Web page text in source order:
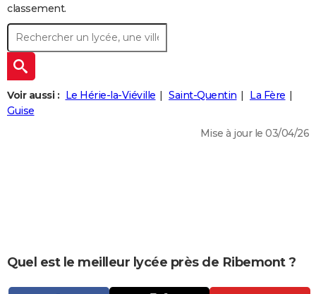
BRICOLAGE
Forum
Aménagement intérieur
Extérieur
Cuisine
Salle de bains
Jardinage
Rangement
+WEEK-END
Guides de France
Escapades
Patrimoine
Expositions
Musées
Week-end nature
+
LIFESTYLE
Art de vivre
Bien-être
Loisirs
Mode
Modes de vie
+SANTE
classement.
Voir aussi : Le Hérie-la-Viéville Saint-Quentin
La Fère
Guise
Mise à jour le 03/04/26
Quel est le meilleur lycée près de Ribemont ?